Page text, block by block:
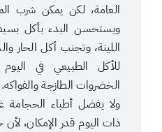
العامة، لكن يمكن شرب
ويستحسن البدء بأكل
اللينة، وتجنب أكل الحار
للأكل الطبيعي في اليوم
الخضروات الطازجة والفواكه.
ولا يفضل أطباء
ذات اليوم قدر الإمكان،